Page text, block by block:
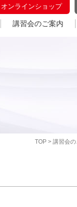
ンラインショップ
講習会のご案内
TOP > 講習会